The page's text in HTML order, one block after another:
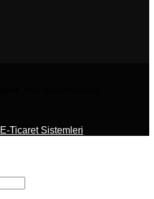
E-Ticaret Sistemleri